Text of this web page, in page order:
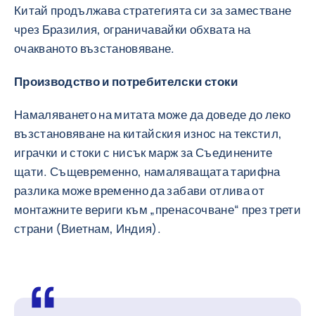
Китай продължава стратегията си за заместване
чрез Бразилия, ограничавайки обхвата на
очакваното възстановяване.
Производство и потребителски стоки
Намаляването на митата може да доведе до леко
възстановяване на китайския износ на текстил,
играчки и стоки с нисък марж за Съединените
щати. Същевременно, намаляващата тарифна
разлика може временно да забави отлива от
монтажните вериги към „пренасочване“ през трети
страни (Виетнам, Индия).